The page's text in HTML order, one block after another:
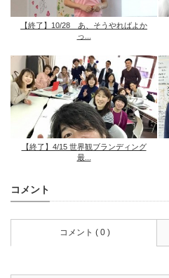
【終了】10/28 あ、そうやればよか
っ...
【終了】4/15 世界観ブランディング
最...
コメント
コメント ( 0 )